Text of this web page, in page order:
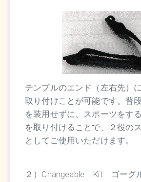
テンプルのエンド（左右先）
取り付けことが可能です。普
を装用せずに、スポーツをす
を取り付けることで、２役の
としてご使用いただけます。
２）Changeable Kit ゴーグ